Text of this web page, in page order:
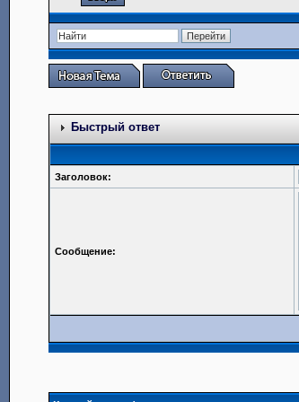
Быстрый ответ
Заголовок:
Сообщение: